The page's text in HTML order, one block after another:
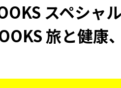
スペシャ
旅と健康